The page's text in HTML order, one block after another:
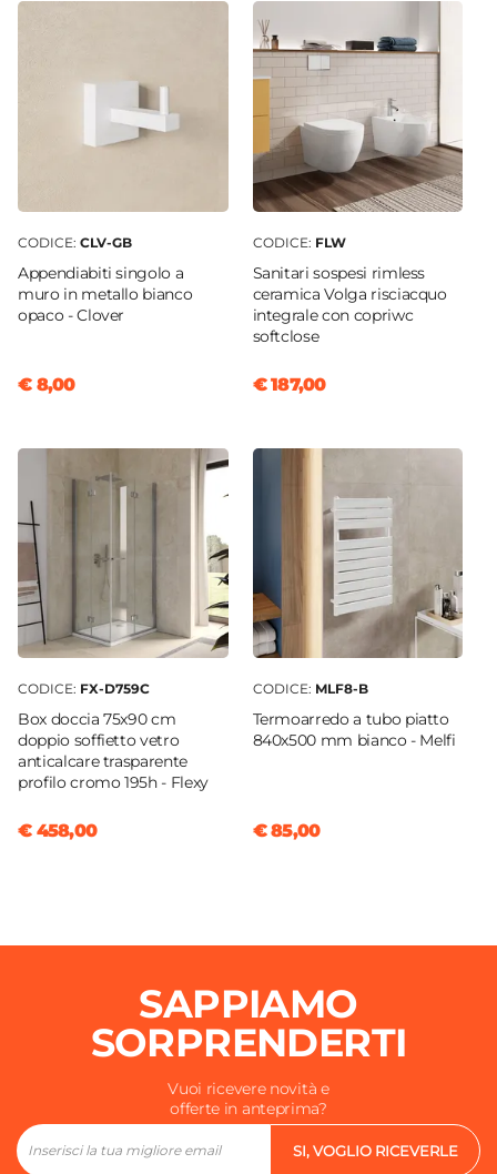
CODICE: CLV-GB
Appendiabiti singolo a
muro in metallo bianco
opaco - Clover
€ 8,00
CODICE: FLW
Sanitari sospesi rimless
ceramica Volga risciacquo
integrale con copriwc
softclose
€ 187,00
CODICE: FX-D759C
Box doccia 75x90 cm
doppio soffietto vetro
anticalcare trasparente
profilo cromo 195h - Flexy
€ 458,00
CODICE: MLF8-B
Termoarredo a tubo piatto
840x500 mm bianco - Melfi
€ 85,00
SAPPIAMO
SORPRENDERTI
Vuoi ricevere novità e
offerte in anteprima?
SI, VOGLIO RICEVERLE